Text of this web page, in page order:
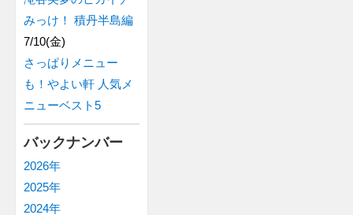
みっけ！ 積丹半島編
7/10(金)
さっぱりメニュー
も！やよい軒 人気メ
ニューベスト5
バックナンバー
2026年
2025年
2024年